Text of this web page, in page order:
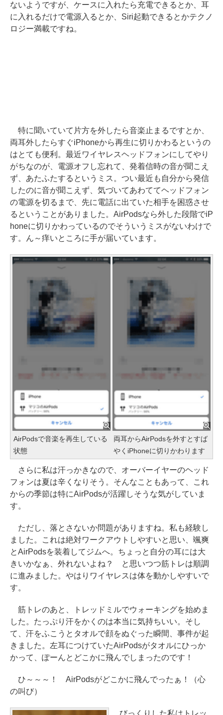
ないようですが、ケースに入れたら充電できるとか、耳
に入れるだけで電源入るとか、Siri起動できるとかテクノ
ロジー満載ですね。
特に聞いていて片方を外したら音楽止まるですとか、
両耳外したらすぐiPhoneから再生に切りかわるというの
はとても便利。最近ワイヤレスヘッドフォンにしてやり
がちなのが、電源オフし忘れて、発着信時の音が聞こえ
ず、あたふたするというミス。つい最近も自分から発信
したのに音が聞こえず、気づいてあわててヘッドフォン
の電源を切るまで、先に電話に出ていた相手を困惑させ
るということがありました。AirPodsなら外した段階でiP
honeに切りかわっているのでそういうミスがないわけで
す。ん～痒いところに手が届いています。
AirPodsで音楽を再生している
状態
両耳からAirPodsを外すとすば
やくiPhoneに切りかわります
さらに私は汗っかきなので、オーバーイヤーのヘッド
フォンは夏は辛くなりそう。そんなこともあって、これ
からの季節は特にAirPodsが活躍しそうな気がしていま
す。
ただし、落とさないか問題がありますね。私も経験し
ました。これは絶対ワークアウトしやすいと思い、颯爽
とAirPodsを装着してジムへ。ちょっと自分の耳には大
きいかなぁ、外れないよね？ と思いつつ筋トレは順調
に進みました。やはりワイヤレスは体を動かしやすいで
す。
筋トレのあと、トレッドミルでウォーキングを始めま
した。たっぷり汗をかくのは本当に気持ちいい。そし
て、汗をふこうとタオルで顔をぬぐった瞬間、事件が起
きました。左耳につけていたAirPodsがタオルにひっか
かって、ぽーんとどこかに飛んでしまったのです！
ひ～～～！ AirPodsがどこかに飛んでったぁ！（心
の叫び）
びっくりした私はトレッ